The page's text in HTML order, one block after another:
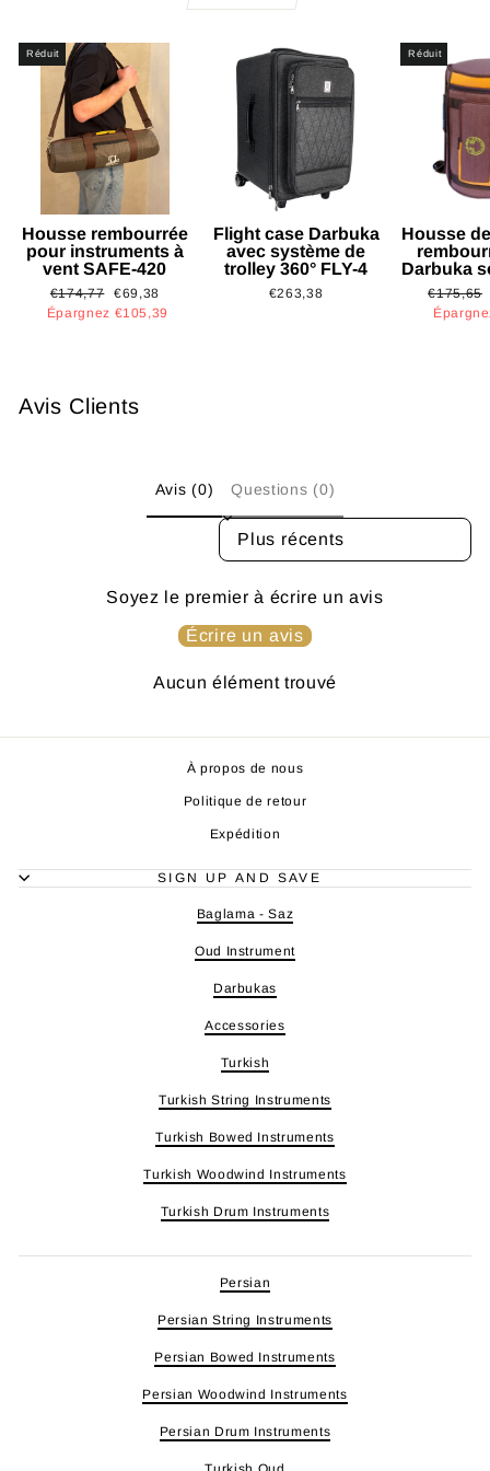
Réduit
Housse rembourrée
pour instruments à
vent SAFE-420
Prix
régulier
€174,77
Prix
réduit
€69,38
Épargnez €105,39
Flight case Darbuka
avec système de
trolley 360° FLY-4
€263,38
Réduit
Housse
Darbuka
Prix
régulier
€175,65
Avis Clients
Avis (0) Questions (0)
SORT REVIEWS BY
Soyez le premier à écrire un avis
Écrire un avis
Aucun élément trouvé
À propos de nous
Politique de retour
Expédition
SIGN UP AND SAVE
Baglama - Saz
Oud Instrument
Darbukas
Accessories
Turkish
Turkish String Instruments
Turkish Bowed Instruments
Turkish Woodwind Instruments
Turkish Drum Instruments
Persian
Persian String Instruments
Persian Bowed Instruments
Persian Woodwind Instruments
Persian Drum Instruments